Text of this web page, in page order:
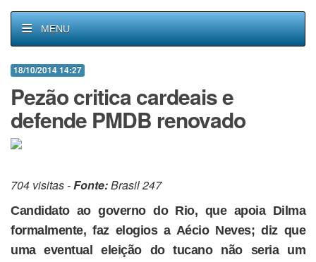
MENU
18/10/2014 14:27
Pezão critica cardeais e
defende PMDB renovado
704 visitas -Fonte:Brasil 247
Candidato ao governo do Rio, que apoia Dilma
formalmente, faz elogios a Aécio Neves; diz que
uma eventual eleição do tucano não seria um